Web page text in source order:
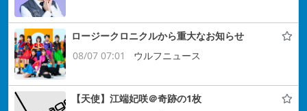
ロージークロニクルから重大なお知らせ
08/07 07:01
ウルフニュース
【天使】江端妃咲＠奇跡の1枚